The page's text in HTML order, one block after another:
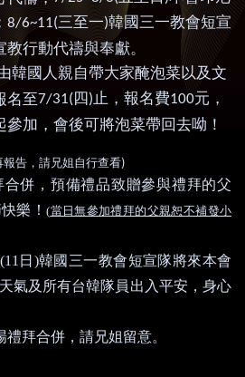
8/6~11(三至一)韓國三一教會短宣
行動代禱與奉獻。
韓國人親自帶大家醃泡菜以及文
名至7/31(四) 止，報名費100元，
加，會後可將泡菜帶回去呦！
報告，請兄姐自行查看)
併，預備禮品致贈參與禮拜的父
樂！(當日無參加禮拜的父親恕不補發小
(11 日 )韓國三一教會短宣隊將來本會
氣及所有台韓隊員出入平安，身心
禮拜合併，請兄姐留意。